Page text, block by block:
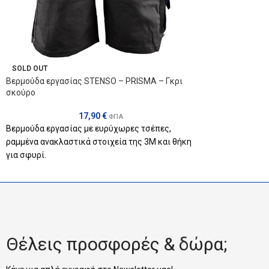
SOLD OUT
Βερμούδα εργασίας STENSO – PRISMA – Γκρι
σκούρο
17,90€ ΦΠΑ
Βερμούδα εργασίας με ευρύχωρες τσέπες,
ραμμένα ανακλαστικά στοιχεία της 3Μ και θήκη
για σφυρί.
Χρώμα: Γκρι
Θέλεις προσφορές & δώρα;